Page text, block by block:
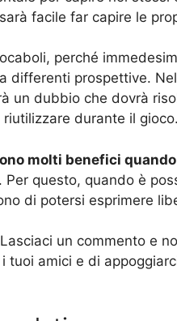
facile far capire le
perché
differenti prospettive.
un dubbio che dovrà
durante il gioco.
molti benefici
. Per questo, quando è
di potersi esprimere
Lasciaci un commento e
tuoi amici e di